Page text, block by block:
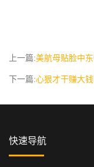
上一篇:美航母贴脸中
下一篇:心狠才干赚大钱
快速导航